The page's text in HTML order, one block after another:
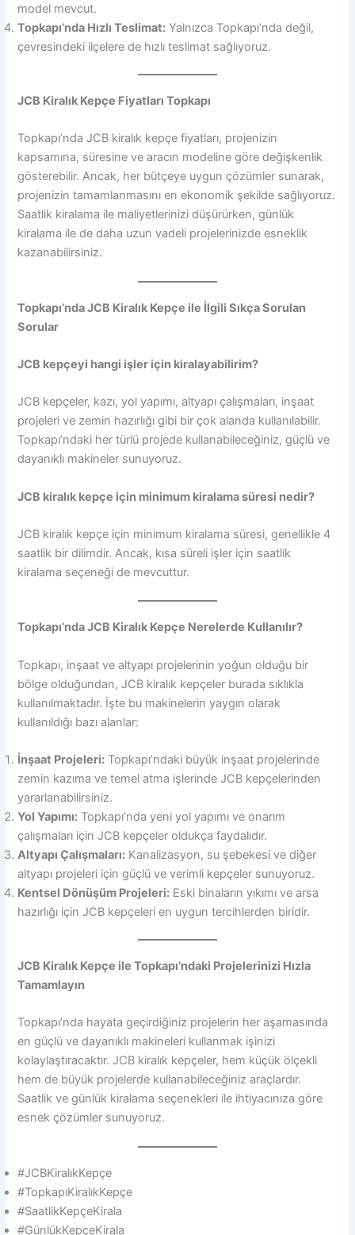
model mevcut.
Topkapı’nda Hızlı Teslimat: Yalnızca Topkapı’nda değil,
çevresindeki ilçelere de hızlı teslimat sağlıyoruz.
JCB Kiralık Kepçe Fiyatları Topkapı
Topkapı’nda JCB kiralık kepçe fiyatları, projenizin
kapsamına, süresine ve aracın modeline göre değişkenlik
gösterebilir. Ancak, her bütçeye uygun çözümler sunarak,
projenizin tamamlanmasını en ekonomik şekilde sağlıyoruz.
Saatlik kiralama ile maliyetlerinizi düşürürken, günlük
kiralama ile de daha uzun vadeli projelerinizde esneklik
kazanabilirsiniz.
Topkapı’nda JCB Kiralık Kepçe ile İlgili Sıkça Sorulan
Sorular
JCB kepçeyi hangi işler için kiralayabilirim?
JCB kepçeler, kazı, yol yapımı, altyapı çalışmaları, inşaat
projeleri ve zemin hazırlığı gibi bir çok alanda kullanılabilir.
Topkapı’ndaki her türlü projede kullanabileceğiniz, güçlü ve
dayanıklı makineler sunuyoruz.
JCB kiralık kepçe için minimum kiralama süresi nedir?
JCB kiralık kepçe için minimum kiralama süresi, genellikle 4
saatlik bir dilimdir. Ancak, kısa süreli işler için saatlik
kiralama seçeneği de mevcuttur.
Topkapı’nda JCB Kiralık Kepçe Nerelerde Kullanılır?
Topkapı, inşaat ve altyapı projelerinin yoğun olduğu bir
bölge olduğundan, JCB kiralık kepçeler burada sıklıkla
kullanılmaktadır. İşte bu makinelerin yaygın olarak
kullanıldığı bazı alanlar:
İnşaat Projeleri: Topkapı’ndaki büyük inşaat projelerinde
zemin kazıma ve temel atma işlerinde JCB kepçelerinden
yararlanabilirsiniz.
Yol Yapımı: Topkapı’nda yeni yol yapımı ve onarım
çalışmaları için JCB kepçeler oldukça faydalıdır.
Altyapı Çalışmaları: Kanalizasyon, su şebekesi ve diğer
altyapı projeleri için güçlü ve verimli kepçeler sunuyoruz.
Kentsel Dönüşüm Projeleri: Eski binaların yıkımı ve arsa
hazırlığı için JCB kepçeleri en uygun tercihlerden biridir.
JCB Kiralık Kepçe ile Topkapı’ndaki Projelerinizi Hızla
Tamamlayın
Topkapı’nda hayata geçirdiğiniz projelerin her aşamasında
en güçlü ve dayanıklı makineleri kullanmak işinizi
kolaylaştıracaktır. JCB kiralık kepçeler, hem küçük ölçekli
hem de büyük projelerde kullanabileceğiniz araçlardır.
Saatlik ve günlük kiralama seçenekleri ile ihtiyacınıza göre
esnek çözümler sunuyoruz.
#JCBKiralıkKepçe
#TopkapıKiralıkKepçe
#SaatlikKepçeKirala
#GünlükKepçeKirala